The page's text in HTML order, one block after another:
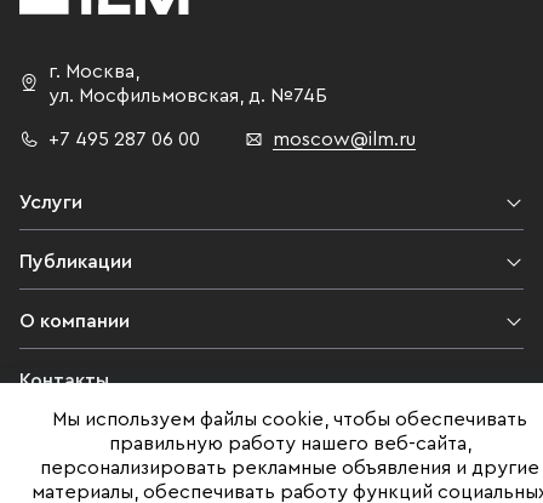
г. Москва,
ул. Мосфильмовская, д. №74Б
+7 495 287 06 00 moscow@ilm.ru
Услуги
Публикации
О компании
Контакты
Юридическая информация
Мы используем файлы cookie, чтобы обеспечивать
правильную работу нашего веб-сайта,
персонализировать рекламные объявления и другие
материалы, обеспечивать работу функций